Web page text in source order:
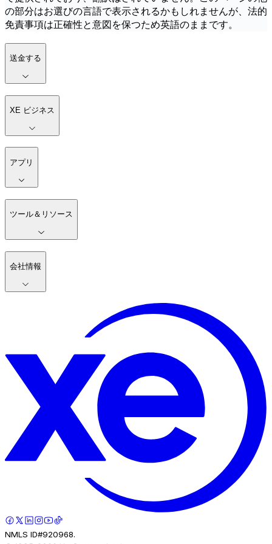
の部分はお選びの言語で表示されるかもしれませんが、法的
免責事項は正確性と意図を保つため英語のままです。
送金する
XE ビジネス
アプリ
ツール＆リソース
会社情報
NMLS ID#920968.